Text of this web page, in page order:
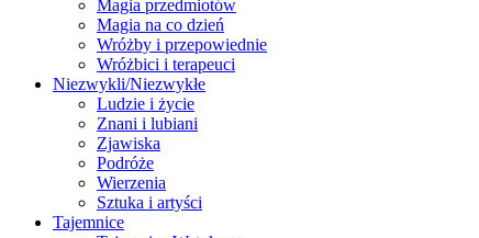
Magia przedmiotów
Magia na co dzień
Wróżby i przepowiednie
Wróżbici i terapeuci
Niezwykli/Niezwykłe
Ludzie i życie
Znani i lubiani
Zjawiska
Podróże
Wierzenia
Sztuka i artyści
Tajemnice